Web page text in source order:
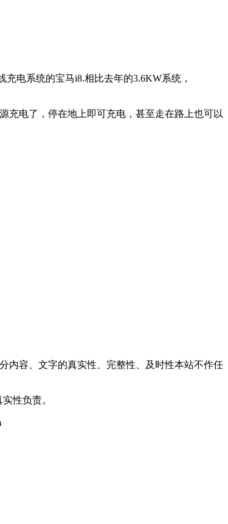
充电系统的宝马i8.相比去年的3.6KW系统，
充电了，停在地上即可充电，甚至走在路上也可以
内容、文字的真实性、完整性、及时性本站不作任
性负责。